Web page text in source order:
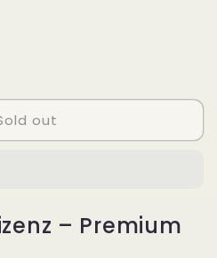
out
– Premium